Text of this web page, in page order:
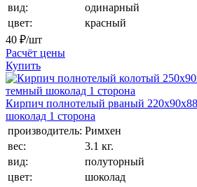
вид:
одинарный
цвет:
красный
40 ₽/шт
Расчёт цены
Купить
Кирпич полнотелый рваный
шоколад 1 сторона
производитель: Римхен
вес:
3.1 кг.
вид:
полуторный
цвет:
шоколад